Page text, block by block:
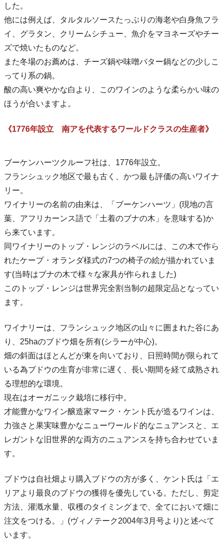
した。
他には例えば、タルタルソースたっぷりの海老や白身魚フラ
イ、グラタン、クリームシチュー、魚介をマヨネーズやチー
ズで焼いたものなど。
また冬場のお薦めは、チーズ鍋や味噌バター鍋などの少しこ
ってり系の鍋。
酸の高い爽やかな白より、このワインのような柔らかい味の
ほうが合いますよ。
《1776年設立 南アを代表するワールドクラスの生産者》
ブーケンハーツクルーフ社は、1776年設立。
フランシュック地区で最も古く、かつ最も評価の高いワイナ
リー。
ワイナリーの名前の由来は、「ブーケンハーツ」(現地の言
葉、アフリカーンス語で「土着のブナの木」を意味する)か
ら来ています。
同ワイナリーのトップ・レンジのラベルには、この木で作ら
れたケープ・オランダ様式の7つの椅子の絵が描かれていま
す(当時はブナの木で様々な家具が作られました)
このトップ・レンジは世界完全割当制の超限定品となってい
ます。
ワイナリーは、フランシュック地区の山々に囲まれた谷にあ
り、25haのブドウ畑を所有(シラーが中心)。
畑の斜面はほとんどが東を向いており、日照時間が限られて
いる為ブドウの生育が非常に遅く、長い期間を経て成熟され
る理想的な環境。
現在はオーガニック栽培に移行中。
才能豊かなワイン醸造家マーク・ケント氏が造るワインは、
力強さと果実味豊かなニューワールド的なニュアンスと、エ
レガントな旧世界的な両方のニュアンスを持ち合わせていま
す。
ブドウは自社畑より購入ブドウの方が多く、ケント氏は「エ
リアより最良のブドウの獲得を優先している。ただし、剪定
方法、灌漑水量、収穫のタイミングまで、全てにおいて畑に
注文をつける。」(ヴィノテーク2004年3月号より)と述べて
います。